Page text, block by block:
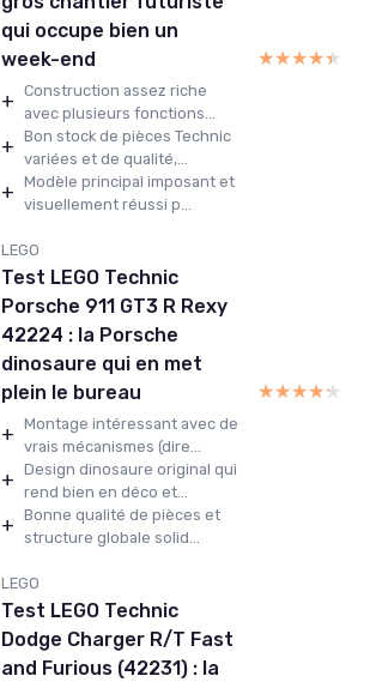
qui occupe bien un
week-end
+ Construction assez riche
avec plusieurs fonctions...
+ Bon stock de pièces Technic
variées et de qualité,...
+ Modèle principal imposant et
visuellement réussi p...
★★★★★
★★★★★
LEGO
Test LEGO Technic
Porsche 911 GT3 R Rexy
42224 : la Porsche
dinosaure qui en met
plein le bureau
+ Montage intéressant avec de
vrais mécanismes (dire...
+ Design dinosaure original qui
rend bien en déco et...
+ Bonne qualité de pièces et
structure globale solid...
★★★★★
★★★★★
LEGO
Test LEGO Technic
Dodge Charger R/T Fast
and Furious (42231) : la